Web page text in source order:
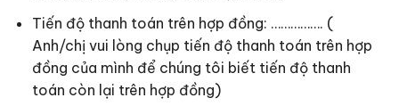
Tiến độ thanh toán trên hợp đồng: ……………. (
Anh/chị vui lòng chụp tiến độ thanh toán trên hợp
đồng của mình để chúng tôi biết tiến độ thanh
toán còn lại trên hợp đồng)